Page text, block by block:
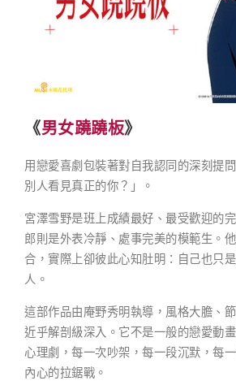
《男女蹺蹺板》
用戀愛喜劇包裝著對自我認同的深刻提
別人看見真正的你？」。
宮澤雪野是班上成績最好、最受歡迎的
郎則是外表冷靜、處事完美的模範生。
合，實際上卻彼此心知肚明：自己也只
人。
這部作品由庵野秀明執導，風格大膽、
近乎解剖級深入。它不是一般的戀愛動
心理劇，每一次吵架，每一段沉默，每
內心的拉鋸戰。